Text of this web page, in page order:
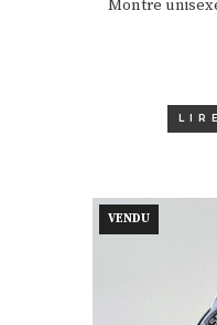
Montre
VENDU